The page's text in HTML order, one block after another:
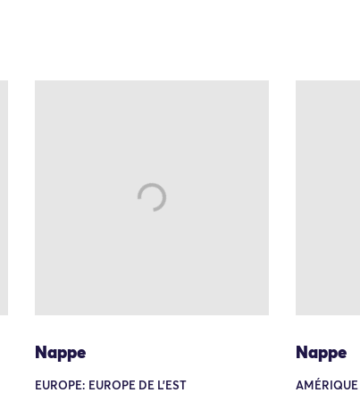
Nappe
EUROPE: EUROPE DE L'EST
Nappe